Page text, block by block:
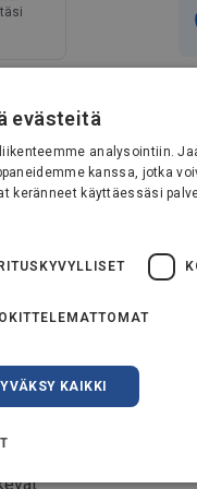
evästeitä
analysointiin.
kanssa, jotka
keränneet käyttäessäsi
KAIKKI